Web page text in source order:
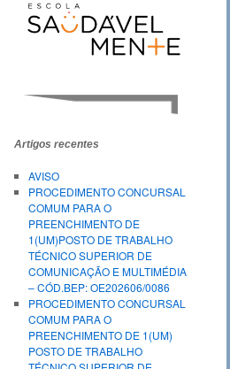
Artigos recentes
AVISO
PROCEDIMENTO CONCURSAL
COMUM PARA O
PREENCHIMENTO DE
1(UM)POSTO DE TRABALHO
TÉCNICO SUPERIOR DE
COMUNICAÇÃO E MULTIMÉDIA
– CÓD.BEP: OE202606/0086
PROCEDIMENTO CONCURSAL
COMUM PARA O
PREENCHIMENTO DE 1(UM)
POSTO DE TRABALHO